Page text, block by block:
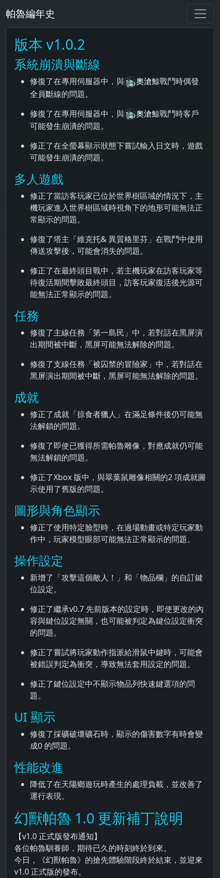
帕魯編年史
版本 v1.0.2
系統崩潰與斷線
修復了在專用伺服器中，與 奧滄鯨戰鬥時偶發
全員斷線的問題。
修復了在專用伺服器中，與
奧滄鯨戰鬥時客戶
可能發生崩潰的問題。
修正了在全螢幕顯示狀態下嘗試輸入日文時，遊戲
可能發生崩潰的問題。
多人遊戲
修正了當訪客玩家已位於世界樹區域的情況下，主
機玩家進入世界樹區域時視角下的地形可能無法正
常顯示的問題。
修復了塔主「維克托& 異質格里芬」在戰鬥中使用
傳送攻擊後，可能會消失的問題。
修正了在最終頭目戰中，若主機玩家在訪客玩家等
待復活期間擊敗最終頭目，訪客玩家復活後光源可
能無法正常顯示的問題。
任務
修復了主線任務「第一島民」中，若對話在黑屏演
出期間被中斷，黑屏可能無法解除的問題。
修復了支線任務「被囚禁的冒險家」中，若對話在
黑屏演出期間被中斷，黑屏可能無法解除的問題。
成就
修正了成就「掠食者獵人」在滿足條件後仍可能無
法解鎖的問題。
修復了即使已獲得所需帕魯雕像，對應成就仍可能
無法解鎖的問題。
修正了Xbox 版中，與翠葉鼠雕像相關的2 項成就圖
示使用了舊版的問題。
圖形與角色顯示
修正了使用特定臉型時，在過場動畫或特定玩家動
作中，玩家模型眼部可能無法正常顯示的問題。
操作設定
新增了「攻擊這個敵人！」和「物品欄」的自訂鍵
位設定。
修正了繼承v0.7 先前版本的設定時，即使更改的內
容與鍵位設定無關，也可能被判定為鍵位設定衝突
的問題。
修正了嘗試將玩家動作指派給滑鼠中鍵時，可能會
被錯誤判定為衝突，導致無法套用設定的問題。
修正了鍵位設定中不顯示物品列快速鍵選項的問
題。
UI 顯示
修復了採礦破壞礦石時，顯示的傷害數字有時會變
成0 的問題。
性能改進
降低了在天陽鄉遊玩時產生的處理負載，並改善了
運行表現。
幻獸帕魯 1.0 更新補丁說明
【v1.0 正式版發布通知】
各位帕魯馴養師，期待已久的時刻終於到來。
今日，《幻獸帕魯》的搶先體驗階段終於結束，並迎來
v1.0 正式版的發布。